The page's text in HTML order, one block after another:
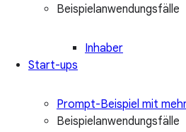
Beispielanwendungsfälle
Inhaber
Start-ups
Prompt-Beispiel mit
Beispielanwendungsfälle